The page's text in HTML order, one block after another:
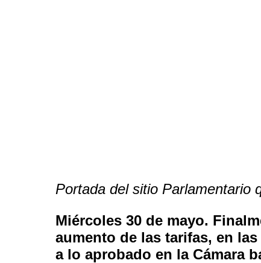
Portada del sitio Parlamentario
Miércoles 30 de mayo.
aumento de las tarifas, en
a lo aprobado en la Cámara